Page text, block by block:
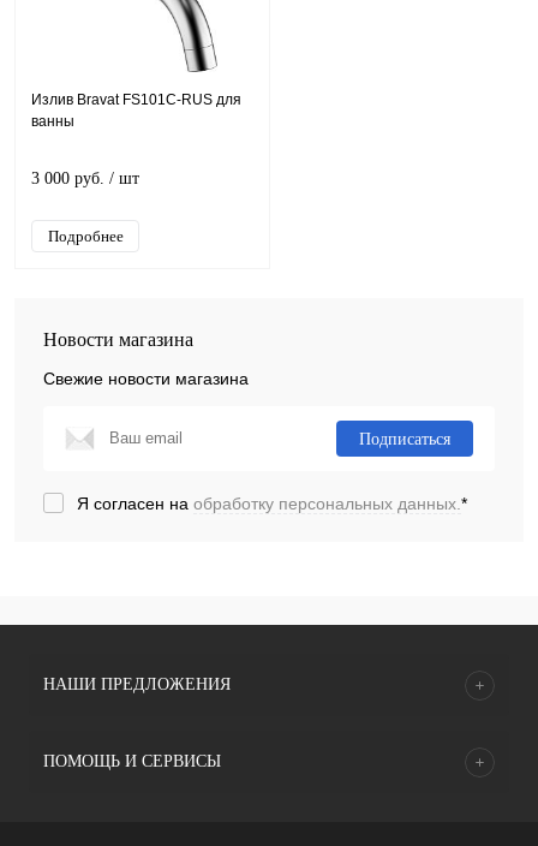
Излив Bravat FS101C-RUS для
ванны
3 000 руб. / шт
Подробнее
Новости магазина
Свежие новости магазина
Подписаться
Я согласен на обработку персональных данных.*
НАШИ ПРЕДЛОЖЕНИЯ
ПОМОЩЬ И СЕРВИСЫ